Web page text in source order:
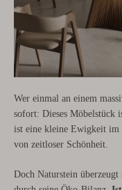
Wer einmal an einem
sofort: Dieses Möbelstück
ist eine kleine Ewigkeit im
von zeitloser Schönheit.
Doch Naturstein